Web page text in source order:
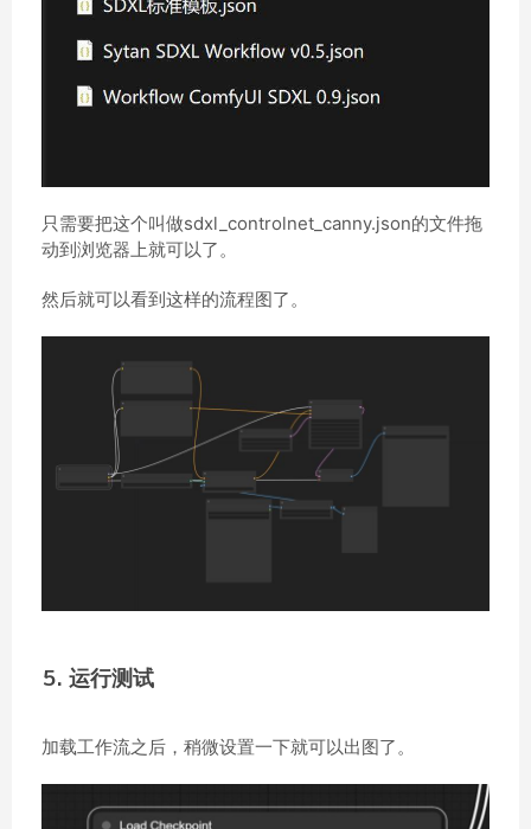
只需要把这个叫做sdxl_controlnet_canny.json的文件拖
动到浏览器上就可以了。
然后就可以看到这样的流程图了。
5. 运行测试
加载工作流之后，稍微设置一下就可以出图了。